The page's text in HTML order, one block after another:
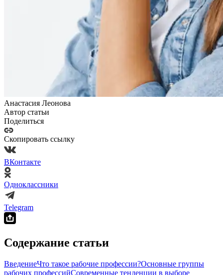
Анастасия Леонова
Автор статьи
Поделиться
Скопировать ссылку
ВКонтакте
Одноклассники
Telegram
Содержание статьи
ВведениеЧто такое рабочие профессии?Основные группы
рабочих профессийСовременные тенденции в выборе